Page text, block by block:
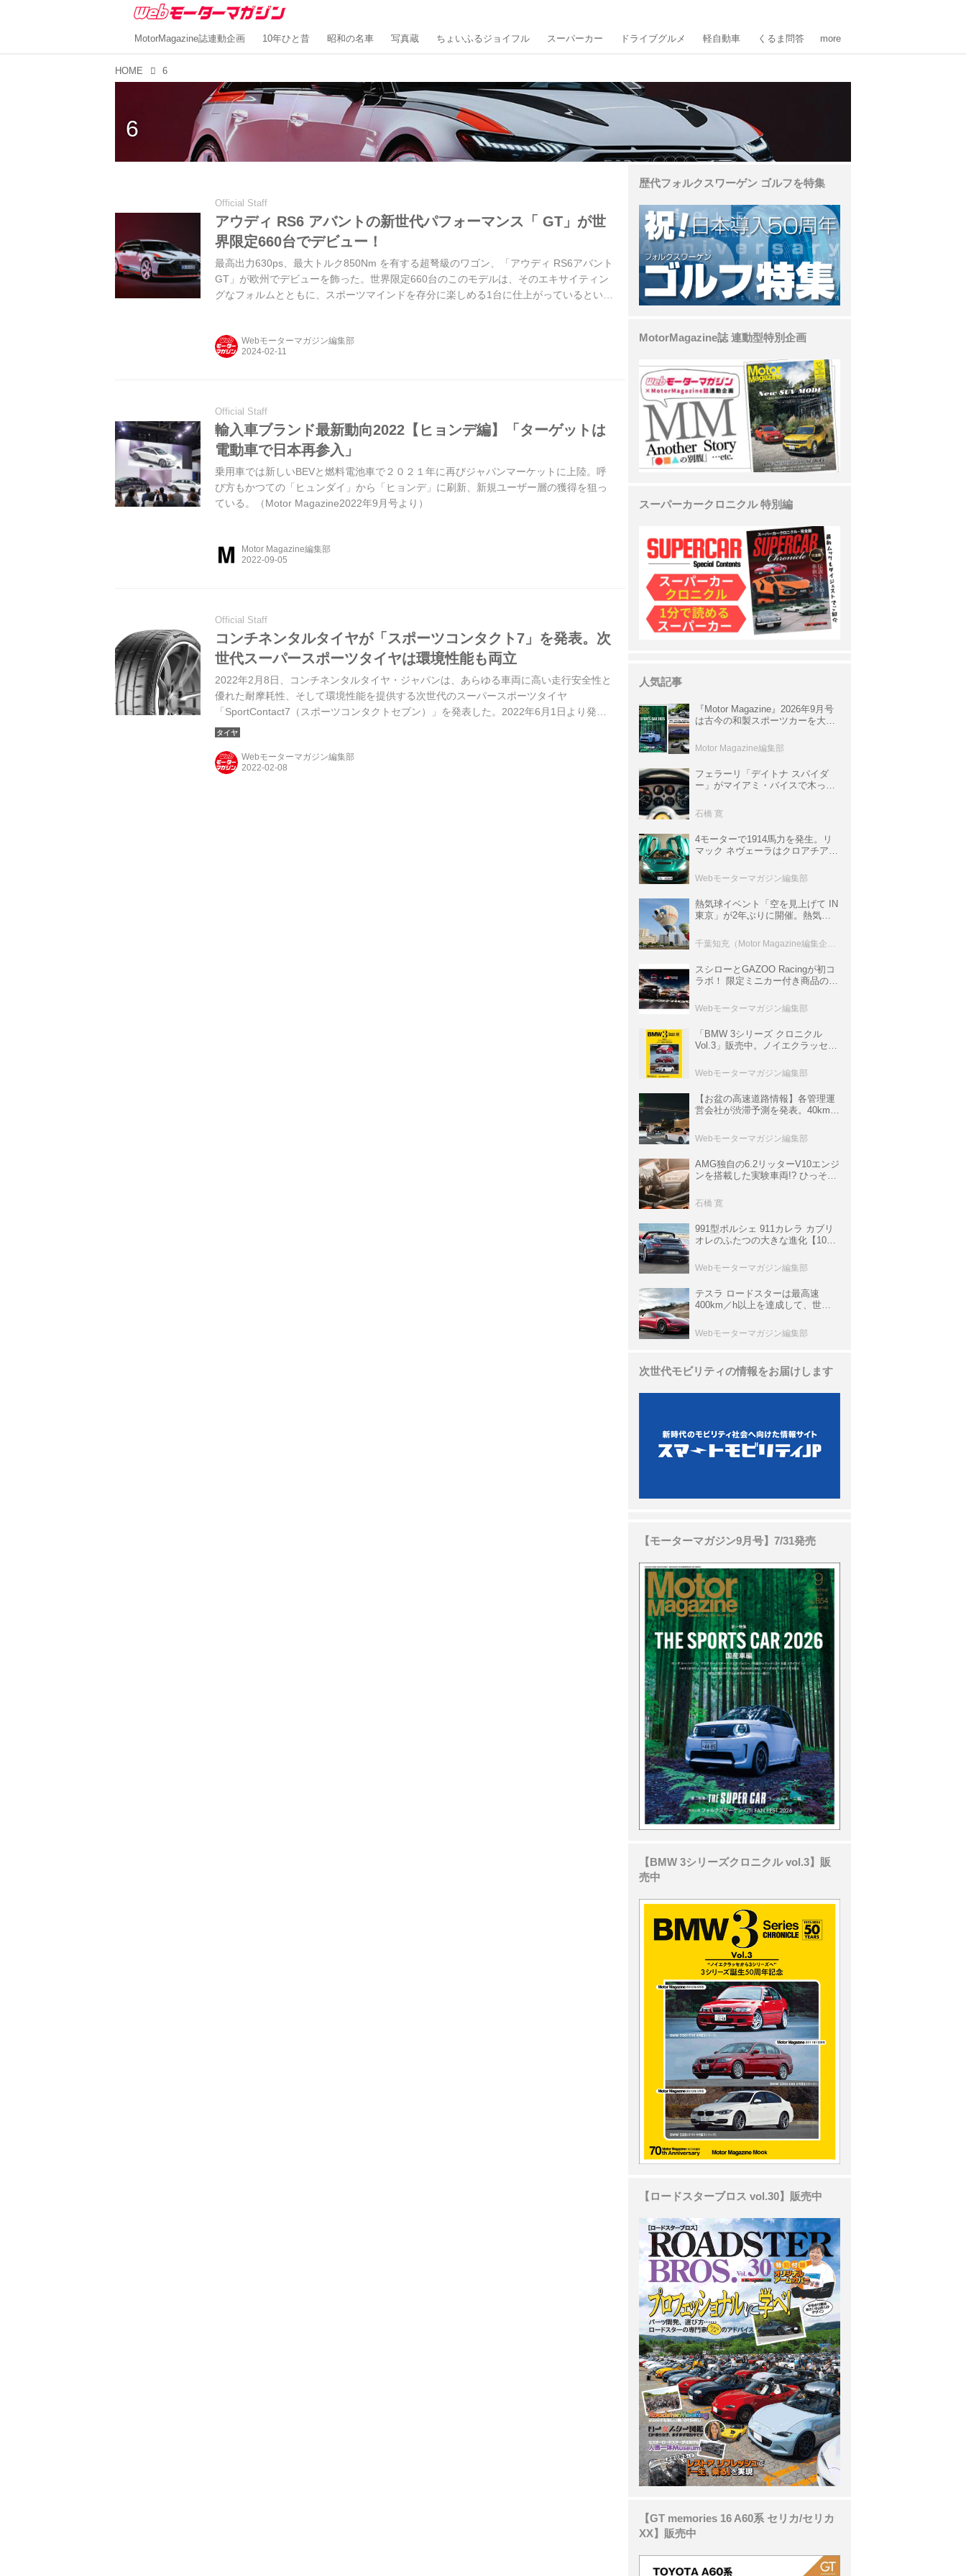
MotorMagazine誌連動企画 10年ひと昔 昭和の名車 写真蔵 ちょいふるジョイフル スーパーカー ドライブグルメ 軽自動車 くるま問答 more
HOME 6
6
Official Staff
アウディ RS6 アバントの新世代パフォーマンス「 GT」が世
界限定660台でデビュー！
最高出力630ps、最大トルク850Nm を有する超弩級のワゴン、「アウディ RS6アバント
GT」が欧州でデビューを飾った。世界限定660台のこのモデルは、そのエキサイティン
グなフォルムとともに、スポーツマインドを存分に楽しめる1台に仕上がっているとい
Webモーターマガジン編集部
Official Staff
輸入車ブランド最新動向2022【ヒョンデ編】「ターゲットは
電動車で日本再参入」
乗用車では新しいBEVと燃料電池車で２０２１年に再びジャパンマーケットに上陸。呼
び方もかつての「ヒュンダイ」から「ヒョンデ」に刷新、新規ユーザー層の獲得を狙っ
ている。（Motor Magazine2022年9月号より）
Motor Magazine編集部
Official Staff
コンチネンタルタイヤが「スポーツコンタクト7」を発表。次
世代スーパースポーツタイヤは環境性能も両立
2022年2月8日、コンチネンタルタイヤ・ジャパンは、あらゆる車両に高い走行安全性と
優れた耐摩耗性、そして環境性能を提供する次世代のスーパースポーツタイヤ
「SportContact7（スポーツコンタクトセブン）」を発表した。2022年6月1日より発売
が開始される。
Webモーターマガジン編集部
歴代フォルクスワーゲン ゴルフを特集
MotorMagazine誌 連動型特別企画
スーパーカークロニクル 特別編
人気記事
『Motor Magazine』2026年9月号
は古今の和製スポーツカーを大特
情報も満載
Motor Magazine編集部
フェラーリ「デイトナ スパイダ
ー」がマイアミ・バイスで木っ端
サ」に化けた理由
石橋 寛
4モーターで1914馬力を発生。リ
マック ネヴェーラはクロアチア発
ロニクル・完全版／115】
Webモーターマガジン編集部
熱気球イベント「空を見上げて IN
東京」が2年ぶりに開催。熱気球
室などのコンテンツも
スシローとGAZOO Racingが初コ
ラボ！ 限定ミニカー付き商品の
ト体験があたる抽選企画などを展
開
Webモーターマガジン編集部
「BMW 3シリーズ クロニクル
Vol.3」販売中。ノイエクラッセか
ムック
Webモーターマガジン編集部
【お盆の高速道路情報】各管理運
営会社が渋滞予測を発表。40km以
数ある
Webモーターマガジン編集部
AMG独自の6.2リッターV10エンジ
ンを搭載した実験車両!? ひっそり
P900 プロトタイプ」とは
石橋 寛
991型ポルシェ 911カレラ カブリ
オレのふたつの大きな進化【10年
Webモーターマガジン編集部
テスラ ロードスターは最高速
400km／h以上を達成して、世界
ーカークロニクル・完全版／
113】
Webモーターマガジン編集部
次世代モビリティの情報をお届けします
【モーターマガジン9月号】7/31発売
【BMW 3シリーズクロニクル vol.3】販
売中
【ロードスターブロス vol.30】販売中
【GT memories 16 A60系 セリカ/セリカ
XX】販売中